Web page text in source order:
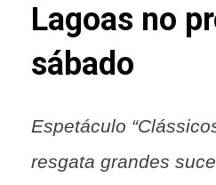
Lagoas no
sábado
Espetáculo
resgata grandes